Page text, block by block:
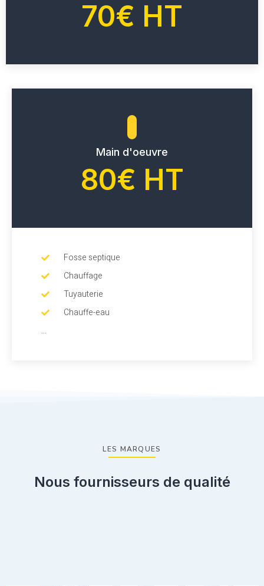
70€ HT
Main d'oeuvre
80€ HT
Fosse septique
Chauffage
Tuyauterie
Chauffe-eau
...
LES MARQUES
Nous fournisseurs de qualité